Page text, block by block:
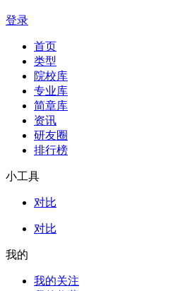
登录
首页
类型
院校库
专业库
简章库
资讯
研友圈
排行榜
小工具
对比
对比
我的
我的关注